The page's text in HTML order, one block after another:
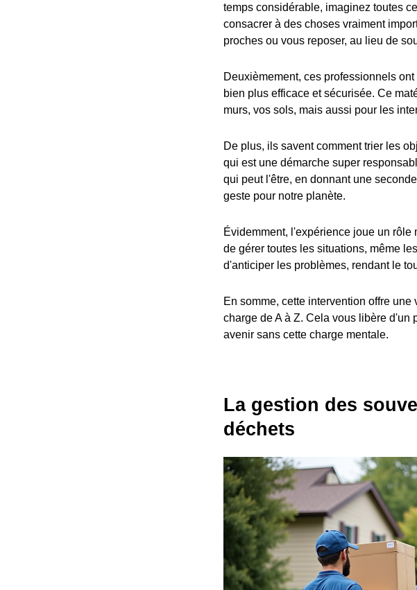
temps considérable, imaginez toutes
consacrer à des choses vraiment
proches ou vous reposer, au lieu de
Deuxièmement, ces professionnels
bien plus efficace et sécurisée. Ce
murs, vos sols, mais aussi pour les
De plus, ils savent comment trier les
qui est une démarche super
qui peut l'être, en donnant une
geste pour notre planète.
Évidemment, l'expérience joue un
de gérer toutes les situations, même
d'anticiper les problèmes, rendant le
En somme, cette intervention offre une
charge de A à Z. Cela vous libère d'un
avenir sans cette charge mentale.
La gestion des
déchets